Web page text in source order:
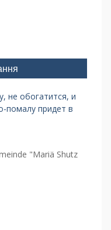
не обогатится, и
помалу придет в
"Mariä Shutz